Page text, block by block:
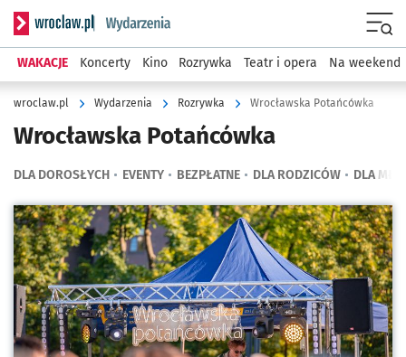
Serwis informacyjny wroclaw.pl podserwis: Wydarzenia
WAKACJE Koncerty Kino Rozrywka Teatr i opera Na weekend
wroclaw.pl Wydarzenia Rozrywka Wrocławska Potańcówka
Wrocławska Potańcówka
DLA DOROSŁYCH EVENTY BEZPŁATNE DLA RODZICÓW DLA
Kliknij, aby powiększyć